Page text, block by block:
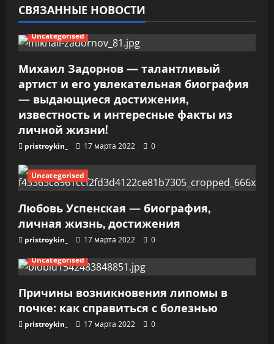
з
а
п
и
с
я
м
СВЯЗАННЫЕ НОВОСТИ
Uncategorised
Михаил Задорнов — талантливый
артист и его увлекательная биография
— выдающиеся достижения,
известность и интересные факты из
личной жизни!
pristroykin_ 17 марта 2022 0
Uncategorised
Любовь Успенская — биография,
личная жизнь, достижения
pristroykin_ 17 марта 2022
0
Uncategorised
Причины возникновения липомы в
почке: как справиться с болезнью
pristroykin_ 17 марта 2022 0